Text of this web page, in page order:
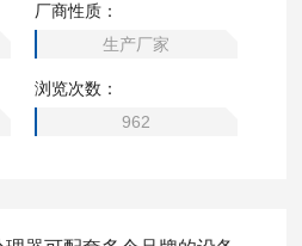
安监、军事、科研、教育等多部
理保障。烟气预处理器加热制冷
厂商性质：
生产厂家
浏览次数：
962